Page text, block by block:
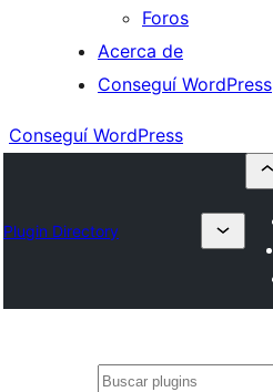
Foros
Acerca de
Conseguí WordPress
Conseguí WordPress
Plugin Directory
Buscar